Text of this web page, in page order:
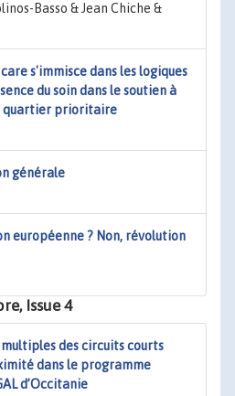
Basso & Jean Chiche &
s'immisce dans les logiques
du soin dans le soutien à
quartier prioritaire
générale
européenne ? Non, révolution
Issue 4
multiples des circuits courts
dans le programme
d’Occitanie